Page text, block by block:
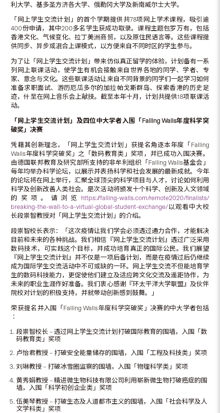
利大学、基多圣方济各大学、俄勒冈大学及新南威尔士大学。
「网上学生交流计划」的首个学期提供共78项网上学术课程，吸引逾
400份申请，其中200多名学生获成功取录。课程主题包罗万有，包括
香港文化、气候变化、拉丁美洲商贸，以及原住民语言等。这些课程提
供同步、异步或混合上课模式，以方便来自不同时区的学生参与。
为了让「网上学生交流计划」带来仿似真正留学的体验，计划备有一系
列网上联课活动，使学生有机会接触来自世界各地的同学、学者、专
家、意念与文化。这些联课活动让来自不同背景的同学们一起学习如何
准备求职面试、游历厄瓜多尔的加拉帕戈斯群岛、探索香港的历史足
迹，什至在网上音乐会上献技。截至本年十月，计划共提供18项联课活
动。
「网上学生交流计划」及四位中大学者入围「Falling Walls年度科学突
破奖」决赛
凭藉其创新理念，「网上学生交流计划」获提名角逐本年度「Falling
Walls年度科学突破奖」之「数码教育类」奖项，并已成功入围决赛。
由德国联邦教育及研究部所支持的非牟利组织「Falling Walls基金会」
每年均举办科学论坛，以展示并表扬科学和社会发展的最新成就。今年
的论坛将在网上举行，汇聚全球顶尖的科学项目与人才，讨论如何利用
科学及创新改善人类社会。是次活动将颁发十个科学、创新及人文领域
的奖项。请浏览 https://falling-walls.com/remote2020/finalists/
breaking-the-wall-to-a-virtual-global-student-exchange/以观看中大校
长段崇智教授对「网上学生交流计划」的介绍。
段崇智校长表示：「这次疫情让我们学会必须透过通力合作，才能解决
目前和未来的各种挑战。我们相信『网上学生交流计划』透过广泛采用
数码技术，可实践这个目标，并成功培育真正的国际公民。我们展望
『网上学生交流计划』并不仅是一项后备计划，而是在疫情过后仍继续
成为国际学生交流活动中不可或缺的一环。网上学生交流不但能培育学
生的数码科技能力，更促使他们建立及适应跨文化交流及遥距协作，为
未来的职业生涯作好准备。我们衷心感谢『环太平洋大学联盟』及伙伴
院校对计划的积极支持，并就带动创新感到鼓舞。」
荣获提名并入围「Falling Walls年度科学突破奖」决赛的中大学者包括
︰
段崇智校长 – 透过网上学生交流计划打破国际教育的围墙，入围「数
码教育类」奖项
卢怡君教授 – 打破安全能量储存的围墙，入围「工程及科技类」奖项
刘琳教授 – 打破冰雪圈监察的围墙，入围「物理科学类」奖项
黄秀娟教授 – 精进微生物科技有限公司利用崭新微生物打破癌症的围
墙，入围「科学初创企业类」奖项
伍美琴教授 – 打破生态及人道都市主义的围墙，入围「社会科学及人
文学科类」奖项